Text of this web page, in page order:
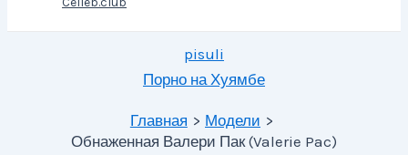
pisuli
Порно на Хуямбе
Главная
Модели
Обнаженная Валери Пак (Valerie Pac)